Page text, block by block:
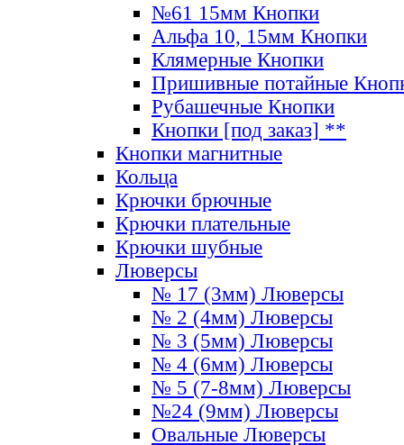
№61 15мм Кнопки
Альфа 10, 15мм Кнопки
Клямерные Кнопки
Пришивные потайные
Рубашечные Кнопки
Кнопки [под заказ] **
Кнопки магнитные
Кольца
Крючки брючные
Крючки плательные
Крючки шубные
Люверсы
№ 17 (3мм) Люверсы
№ 2 (4мм) Люверсы
№ 3 (5мм) Люверсы
№ 4 (6мм) Люверсы
№ 5 (7-8мм) Люверсы
№24 (9мм) Люверсы
Овальные Люверсы